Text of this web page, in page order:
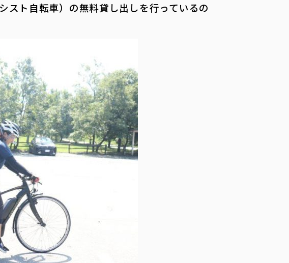
スト自転車）の無料貸し出しを行っているの